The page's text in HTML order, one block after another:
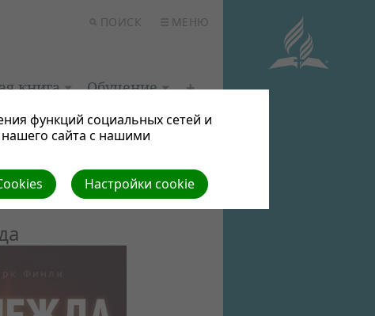
ПОИСК МЕНЮ
книга Обучение
функций социальных сетей и
сайта с нашими
Настройки cookie